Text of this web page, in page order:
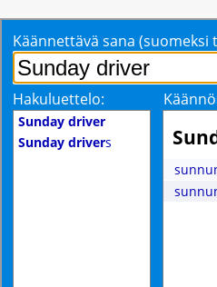
Käännettävä sana (suomeksi
Hakuluettelo:
Sunday driver
Sunday drivers